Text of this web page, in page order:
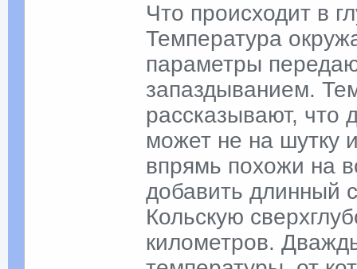
Что происходит в
Температура
параметры
запаздыванием.
рассказывают, что
может не на шутку
впрямь похожи на
добавить длинный
Кольскую
километров.